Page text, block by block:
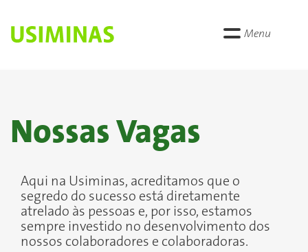
Menu
Nossas Vagas
Aqui na Usiminas, acreditamos que o
segredo do sucesso está diretamente
atrelado às pessoas e, por isso, estamos
sempre investido no desenvolvimento dos
nossos colaboradores e colaboradoras.